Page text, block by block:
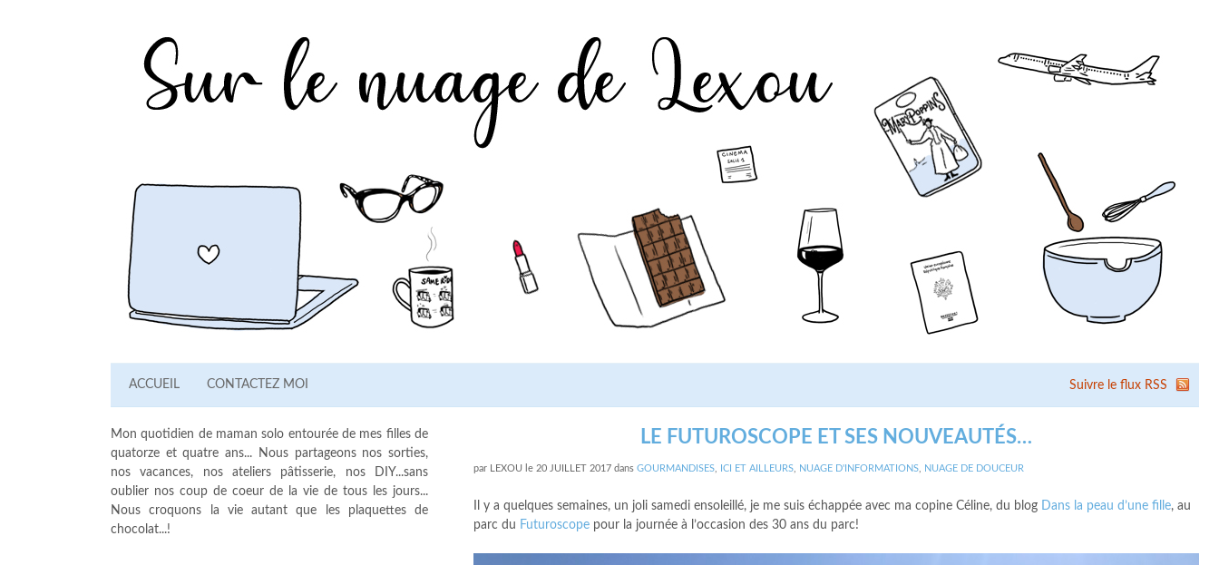
ACCUEIL CONTACTEZ MOI Suivre le flux RSS
LE FUTUROSCOPE ET SES NOUVEAUTÉS…
par LEXOU le 20 JUILLET 2017 dans GOURMANDISES ICI ET AILLEURS NUAGE D'INFORMATIONS NUAGE DE DOUCEUR
Il y a quelques semaines, un joli samedi ensoleillé, je me suis échappée avec ma copine Céline, du blog Dans la peau d’une fille, au
parc du Futuroscope pour la journée à l’occasion des 30 ans du parc!
Mon quotidien de maman solo entourée de mes filles de
quatorze et quatre ans... Nous partageons nos sorties,
nos vacances, nos ateliers pâtisserie, nos DIY...sans
oublier nos coup de coeur de la vie de tous les jours...
Nous croquons la vie autant que les plaquettes de
chocolat...!